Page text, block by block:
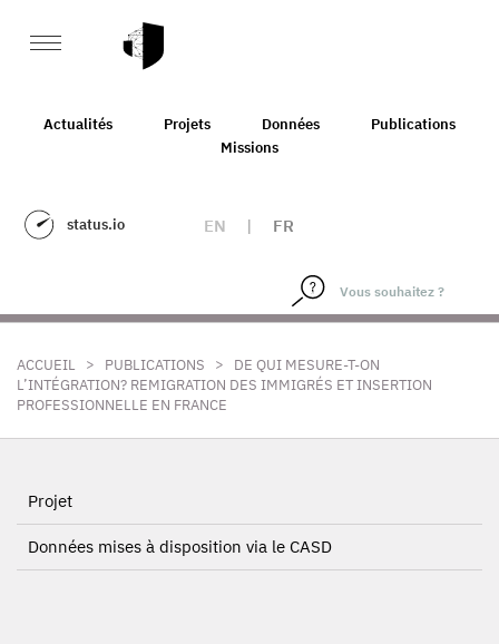
Actualités Projets Données
Publications
Missions
status.io EN | FR
ACCUEIL > PUBLICATIONS >
DE QUI MESURE-T-ON
L’INTÉGRATION? REMIGRATION DES IMMIGRÉS ET INSERTION
PROFESSIONNELLE EN FRANCE
Projet
Données mises à disposition via le CASD